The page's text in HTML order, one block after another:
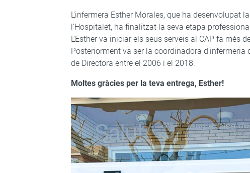
L'infermera Esther Morales, que ha desenvolupat
l'Hospitalet, ha finalitzat la seva etapa
L'Esther va iniciar els seus serveis al CAP fa més
Posteriorment va ser la coordinadora
de Directora entre el 2006 i el 2018.
Moltes gràcies per la teva entrega, Esther!